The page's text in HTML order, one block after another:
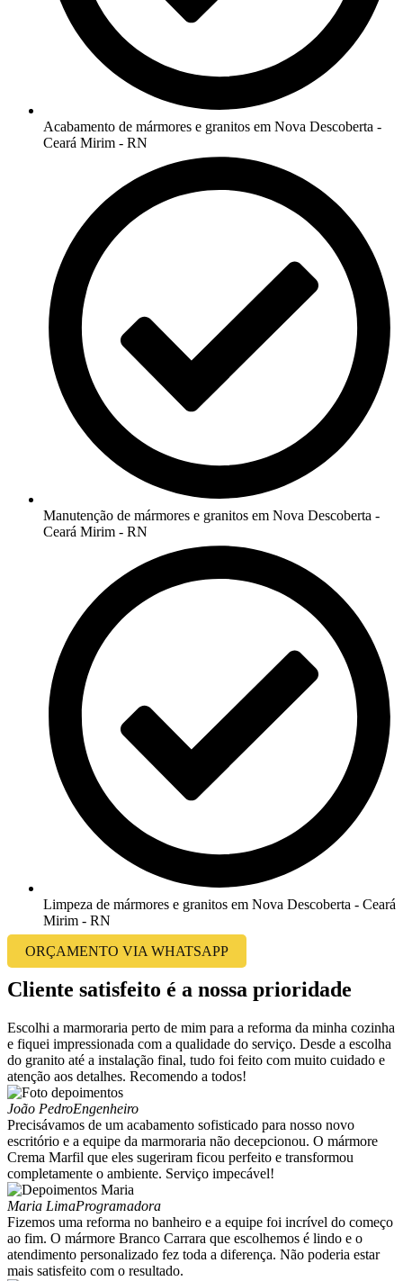
Acabamento de mármores e granitos em Nova Descoberta -
Ceará Mirim - RN
Manutenção de mármores e granitos em Nova Descoberta -
Ceará Mirim - RN
Limpeza de mármores e granitos em Nova Descoberta - Ceará
Mirim - RN
ORÇAMENTO VIA WHATSAPP
Cliente satisfeito é a nossa prioridade
Escolhi a marmoraria perto de mim para a reforma da minha cozinha
e fiquei impressionada com a qualidade do serviço. Desde a escolha
do granito até a instalação final, tudo foi feito com muito cuidado e
atenção aos detalhes. Recomendo a todos!
João PedroEngenheiro
Precisávamos de um acabamento sofisticado para nosso novo
escritório e a equipe da marmoraria não decepcionou. O mármore
Crema Marfil que eles sugeriram ficou perfeito e transformou
completamente o ambiente. Serviço impecável!
Maria LimaProgramadora
Fizemos uma reforma no banheiro e a equipe foi incrível do começo
ao fim. O mármore Branco Carrara que escolhemos é lindo e o
atendimento personalizado fez toda a diferença. Não poderia estar
mais satisfeito com o resultado.